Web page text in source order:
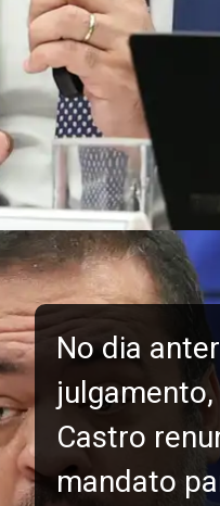
No dia
julgamento,
Castro
mandato